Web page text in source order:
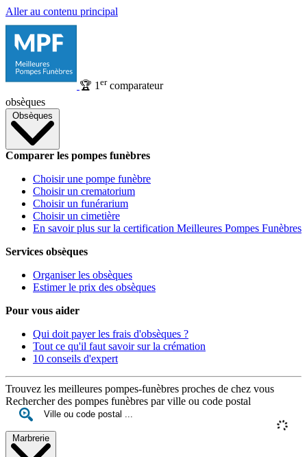
Aller au contenu principal
🏆 1 ercomparateur
obsèques
Obsèques
Comparer les pompes funèbres
Choisir une pompe funèbre
Choisir un crematorium
Choisir un funérarium
Choisir un cimetière
En savoir plus sur la certification Meilleures Pompes Funèbres
Services obsèques
Organiser les obsèques
Estimer le prix des obsèques
Pour vous aider
Qui doit payer les frais d'obsèques ?
Tout ce qu'il faut savoir sur la crémation
10 conseils d'expert
Trouvez les meilleures pompes-funèbres proches de chez vous
Rechercher des pompes funèbres par ville ou code postal
Marbrerie